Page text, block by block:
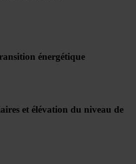
énergétique
et élévation du niveau de